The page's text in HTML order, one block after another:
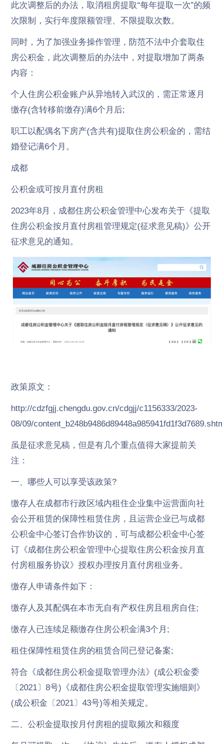
此次调整后的办法，取消租房提取“每年提取一次”的频
次限制，实行年度限额管理、不限提取次数。
同时，为了加强业务操作管理，防范不法中介套取住
房公积金，此次调整后的办法中，对提取增加了两条
内容：
个人住房公积金账户从异地转入武汉的，需正常逐月
缴存(含转移前缴存)满6个月后;
职工以配偶名下房产(含共有)提取住房公积金的，需结
婚登记满6个月。
成都
公积金或可按月直付房租
2023年8月，成都住房公积金管理中心发布关于《提取
住房公积金按月直付房租管理规定(征求意见稿)》公开
征求意见的通知。
政策原文：
http://cdzfgjj.chengdu.gov.cn/cdgjj/c1156333/2023-
08/09/
虽是征求意见稿，但是有几个重点值得大家提前关
注：
一、哪些人可以享受该政策?
缴存人在成都市行政区域内租住企业集中运营面向社
会公开租赁的保障性租赁住房，且运营企业已与成都
公积金中心签订合作协议的，可与成都公积金中心签
订《成都住房公积金管理中心提取住房公积金按月直
付房租服务协议》授权办理按月直付房租业务。
缴存人申请条件如下：
缴存人及其配偶在本市无自有产权住房且租房自住;
缴存人已连续足额缴存住房公积金满3个月;
租住保障性租赁住房的租赁合同已登记备案;
符合《成都住房公积金提取管理办法》(成公积金委
〔2021〕8号)《成都住房公积金提取管理实施细则》
(成公积金〔2021〕43号)等相关规定。
二、公积金提取按月付房租的提取频次和额度